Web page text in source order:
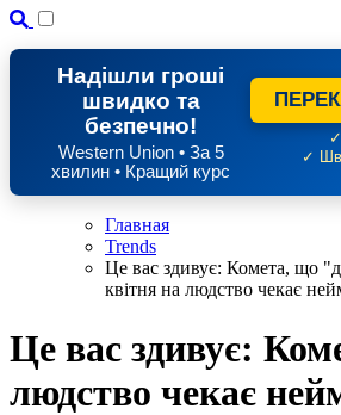
Надішли гроші
швидко та
безпечно!
Western Union • За 5
хвилин • Кращий курс
✓
Главная
Trends
Це вас здивує: Комета, що
квітня на людство чекає
Це вас здивує:
людство чекає